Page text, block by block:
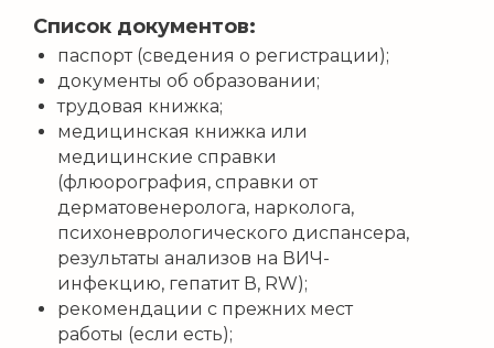
Список документов:
паспорт (сведения о регистрации);
документы об образовании;
трудовая книжка;
медицинская книжка или
медицинские справки
(флюорография, справки от
дерматовенеролога, нарколога,
психоневрологического диспансера,
результаты анализов на ВИЧ-
инфекцию, гепатит В, RW);
рекомендации с прежних мест
работы (если есть);